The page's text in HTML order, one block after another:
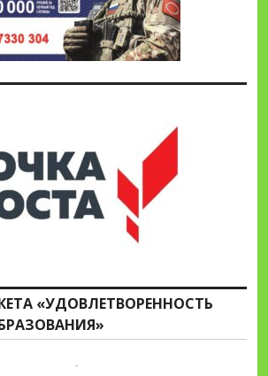
«УДОВЛЕТВОРЕННОСТЬ